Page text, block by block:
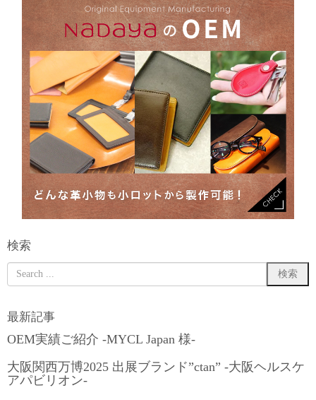
検索
最新記事
OEM実績ご紹介 -MYCL Japan 様-
大阪関西万博2025 出展ブランド”ctan” -大阪ヘルスケ
アパビリオン-